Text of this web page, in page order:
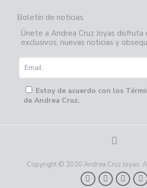
Boletín de noticias
Únete a Andrea Cruz Joyas disfruta
exclusivos, nuevas noticias y
Estoy de acuerdo con los
de Andrea Cruz.
Copyright © 2020 Andrea Cruz Joyas.